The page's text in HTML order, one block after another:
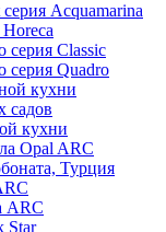
Acquamarina
серия Classic
серия Quadro
кухни
садов
кухни
Opal ARC
Турция
ARC
Star